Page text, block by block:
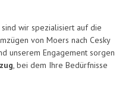
wir spezialisiert auf die
von Moers nach Cesky
unserem Engagement sorgen
, bei dem Ihre Bedürfnisse